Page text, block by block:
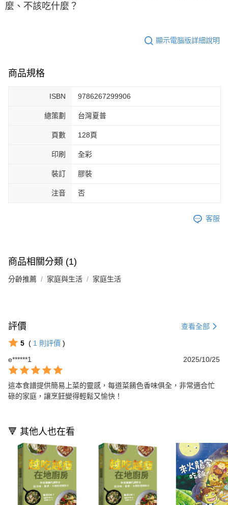
麼、不該吃什麼？
顯示電腦版詳細說明
商品規格
ISBN 9786267299906
總策劃 台灣夏普
頁數 128頁
印刷 全彩
裝訂 膠裝
注音 否
客服
商品相關分類 (1)
分齡推薦 家庭與生活 家庭生活
評價 查看全部
5 ( 1 則評價 )
e******1
2025/10/25
這本食譜提供簡易上菜的靈感，每道菜餚色香味俱全，非常適合忙
碌的家庭，讓烹飪變得輕鬆又愉快！
🔻 其他人也在看